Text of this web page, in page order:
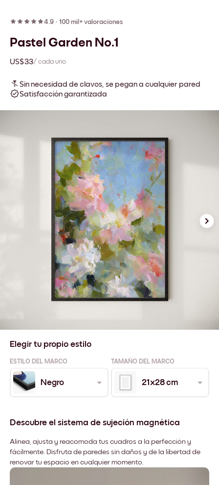
4.9 · 100 mil+ valoraciones
Pastel Garden No.1
US$33/ cada uno
Sin necesidad de clavos, se pegan a cualquier pared
Satisfacción garantizada
Elegir tu propio estilo
ESTILO DEL MARCO TAMAÑO DEL MARCO
Negro 21x28 cm
Descubre el sistema de sujeción magnética
Alinea, ajusta y reacomoda tus cuadros a la perfección y
fácilmente. Disfruta de paredes sin daños y de la libertad de
renovar tu espacio en cualquier momento.